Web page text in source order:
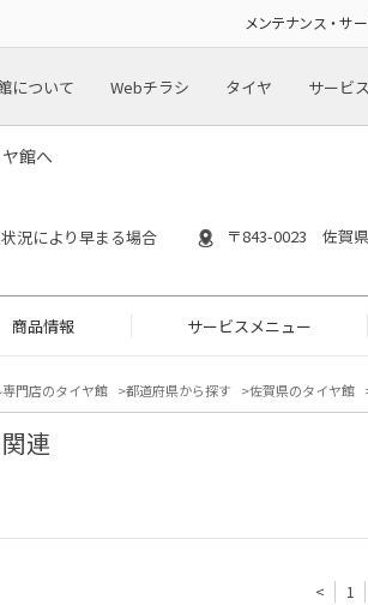
メンテナンス・サ
について Webチラシ タイヤ サービス
館へ
況により早まる場合
〒843-0023 佐賀
商品情報 サービスメニュー
門店のタイヤ館 都道府県から探す 佐賀県のタイヤ館
連
< 1